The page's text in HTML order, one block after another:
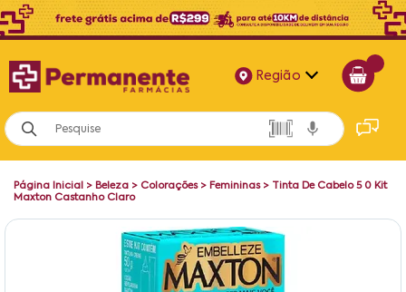
Região
Alagoas
Bahia
Pernambuco
Página Inicial > Beleza > Colorações> Femininas> Tinta De Cabelo 5 0 Kit
Maxton Castanho Claro